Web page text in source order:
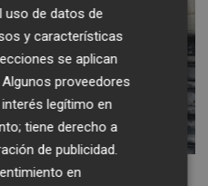
que, según sus
uso de datos de
y características
se aplican
proveedores
legítimo en
tiene derecho a
de publicidad.
en